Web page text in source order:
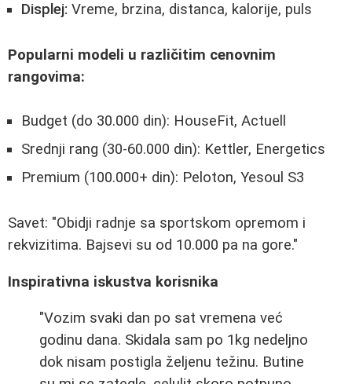
Displej: Vreme, brzina, distanca, kalorije, puls
Popularni modeli u različitim cenovnim
rangovima:
Budget (do 30.000 din): HouseFit, Actuell
Srednji rang (30-60.000 din): Kettler, Energetics
Premium (100.000+ din): Peloton, Yesoul S3
Savet: "Obidji radnje sa sportskom opremom i
rekvizitima. Bajsevi su od 10.000 pa na gore."
Inspirativna iskustva korisnika
"Vozim svaki dan po sat vremena već
godinu dana. Skidala sam po 1kg nedeljno
dok nisam postigla željenu težinu. Butine